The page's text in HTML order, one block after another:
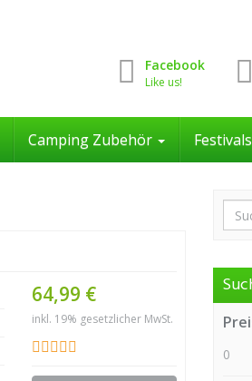
Facebook
Like us!
Camping Zubehör Festivals
64,99 €
inkl. 19% gesetzlicher MwSt.
0